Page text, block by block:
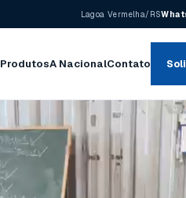
Lagoa Vermelha/RS
ProdutosA NacionalContato